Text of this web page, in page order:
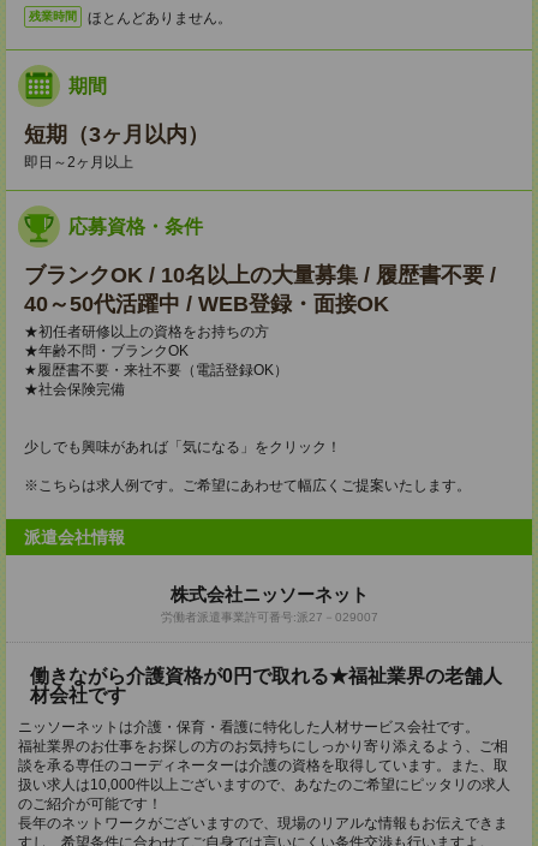
残業時間 ほとんどありません。
期間
短期（3ヶ月以内）
即日～2ヶ月以上
応募資格・条件
ブランクOK / 10名以上の大量募集 / 履歴書不要 /
40～50代活躍中 / WEB登録・面接OK
★初任者研修以上の資格をお持ちの方
★年齢不問・ブランクOK
★履歴書不要・来社不要（電話登録OK）
★社会保険完備
少しでも興味があれば「気になる」をクリック！
※こちらは求人例です。ご希望にあわせて幅広くご提案いたします。
派遣会社情報
株式会社ニッソーネット
労働者派遣事業許可番号:派27－029007
働きながら介護資格が0円で取れる★福祉業界の老舗人
材会社です
ニッソーネットは介護・保育・看護に特化した人材サービス会社です。
福祉業界のお仕事をお探しの方のお気持ちにしっかり寄り添えるよう、ご相
談を承る専任のコーディネーターは介護の資格を取得しています。また、取
扱い求人は10,000件以上ございますので、あなたのご希望にピッタリの求人
のご紹介が可能です！
長年のネットワークがございますので、現場のリアルな情報もお伝えできま
すし、希望条件に合わせてご自身では言いにくい条件交渉も行いますよ。